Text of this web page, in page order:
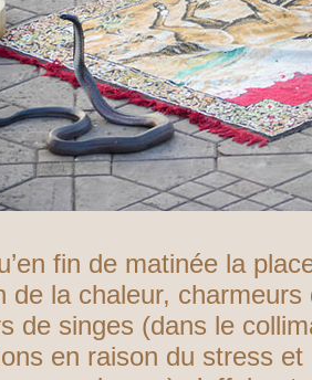
fin de matinée la
de la chaleur,
de singes (dans le
en raison du stress